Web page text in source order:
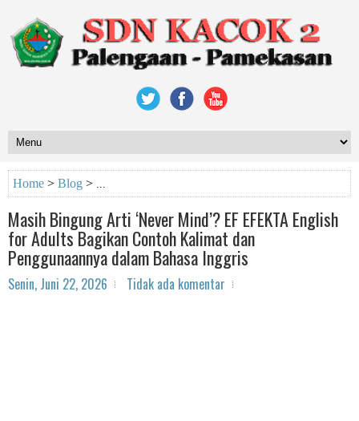
Home > Blog >
Masih Bingung Arti ‘Never Mind’? EF EFEKTA English
for Adults Bagikan Contoh Kalimat dan
Penggunaannya dalam Bahasa Inggris
Senin, Juni 22, 2026 Tidak ada komentar